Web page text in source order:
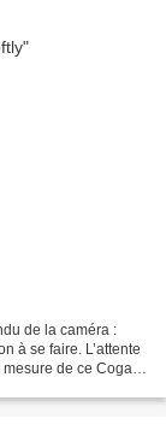
de la caméra :
à se faire. L’attente
de ce Cogan